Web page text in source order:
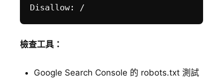
檢查工具：
Google Search Console 的 robots.txt 測試